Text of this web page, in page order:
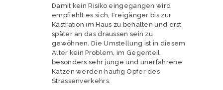
Damit kein Risiko eingegangen wird
empfiehlt es sich, Freigänger bis zur
Kastration im Haus zu behalten und erst
später an das draussen sein zu
gewöhnen. Die Umstellung ist in diesem
Alter kein Problem, im Gegenteil,
besonders sehr junge und unerfahrene
Katzen werden häufig Opfer des
Strassenverkehrs.